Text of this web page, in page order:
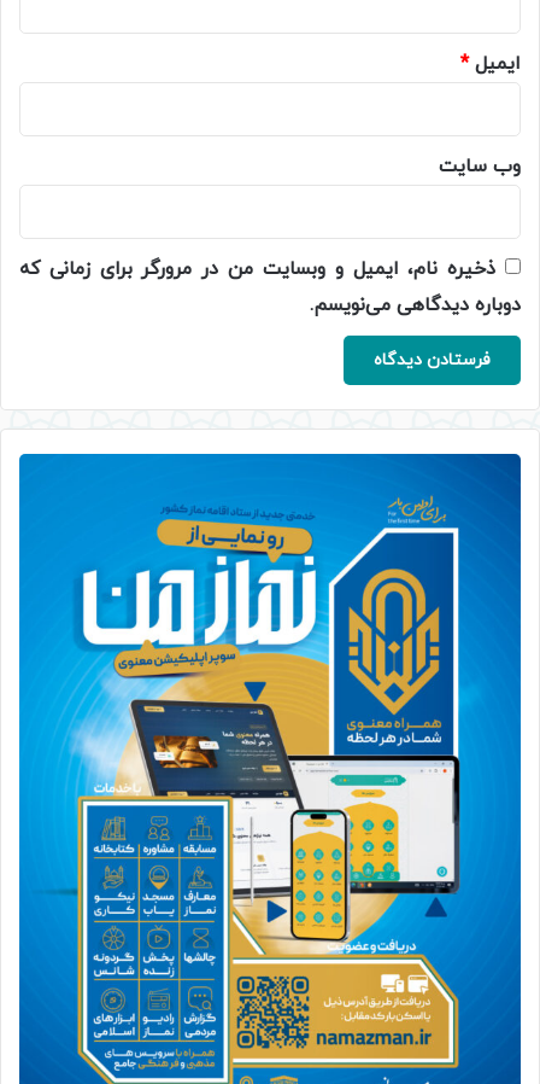
ایمیل*
وب‌ سایت
ذخیره نام، ایمیل و وبسایت من در مرورگر برای زمانی که
دوباره دیدگاهی می‌نویسم.